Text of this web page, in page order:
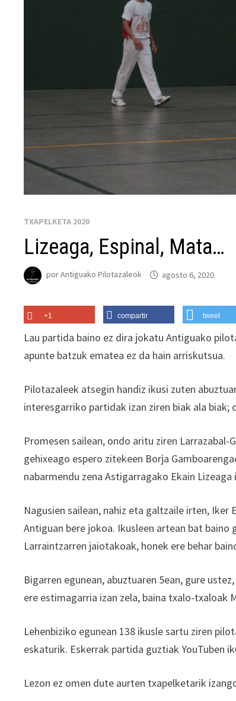
TXAPELKETA 2020
Lizeaga, Espinal, Mata…
porAntiguako Pilotazaleok agosto 6, 2020
+1 compartir tweet
Lau partida baino ez dira jokatu Antiguako
apunte batzuk ematea ez da hain arriskutsua.
Pilotazaleek atsegin handiz ikusi zuten
interesgarriko partidak izan ziren biak ala
Promesen sailean, ondo aritu ziren
gehixeago espero zitekeen Borja
nabarmendu zena Astigarragako Ekain
Nagusien sailean, nahiz eta galtzaile irten,
Antiguan bere jokoa. Ikusleen artean bat baino
Larraintzarren jaiotakoak, honek ere behar
Bigarren egunean, abuztuaren 5ean, gure
ere estimagarria izan zela, baina txalo-txaloak
Lehenbiziko egunean 138 ikusle sartu ziren
eskaturik. Eskerrak partida guztiak YouTuben
Lezon ez omen dute aurten txapelketarik